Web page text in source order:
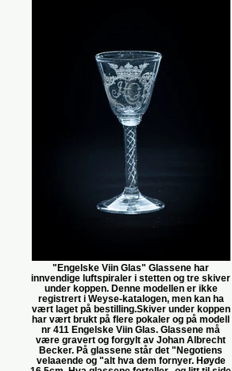
"Engelske Viin Glas" Glassene har
innvendige luftspiraler i stetten og tre skiver
under koppen. Denne modellen er ikke
registrert i Weyse-katalogen, men kan ha
vært laget på bestilling.Skiver under koppen
har vært brukt på flere pokaler og på modell
nr 411 Engelske Viin Glas. Glassene må
være gravert og forgylt av Johan Albrecht
Becker. På glassene står det "Negotiens
velaaende og "alt hva dem fornyer. Høyde